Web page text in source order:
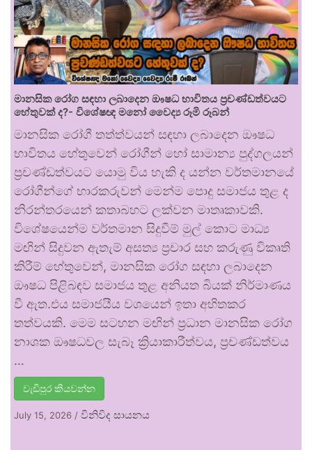
මානසික රෝග සඳහා ලබාදෙන ඖෂධ භාවිතය ප්‍රචණ්ඩත්වයට
හේතුවක් ද?- විශේෂඥ මනෝ වෛද්‍ය රූමි රූබන්
මානසික රෝගී තත්ත්වයන් සඳහා ලබාදෙන ඖෂධ
භාවිතය හේතුවෙන් රෝගීන් හෝ සාමාන්‍ය පුද්ගලයන්
ප්‍රචණ්ඩත්වයට යොමු විය හැකි ද යන්න වර්තමානයේ
රෝගීන්ගේ භාරකරුවන් මෙන්ම පොදු සමාජය තුළ ද
නිරන්තරයෙන් කතාබහට ලක්වන මාතෘකාවකි.
විශේෂයෙන්ම වර්තමාන සිදුවීම් මුල් කොට මාධ්‍ය
මඟින් සිදුවන ඇතැම් අසත්‍ය ප්‍රචාර සහ කරුණු විකෘති
කිරීම් හේතුවෙන්, මානසික රෝග සඳහා ලබාදෙන
ඖෂධ පිළිබඳව සමාජය තුළ අනියත බියක් නිර්මාණය
වී ඇත.එය සමාජයීය වශයෙන් ඉතා අහිතකර
තත්වයකි. මෙම සටහන මඟින් ප්‍රධාන මානසික රෝග
නාශක ඖෂධවල සැබෑ ක්‍රියාකාරීත්වය, ප්‍රචණ්ඩත්වය
…
වැඩිපුර කියවන්න
July 15, 2026 / විනිවිද සායනය